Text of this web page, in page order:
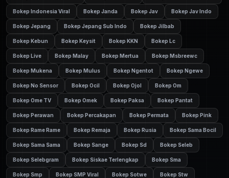
Bokep Indonesia Viral Bokep Janda Bokep Jav Bokep Jav Indo
Bokep Jepang Bokep Jepang Sub Indo Bokep Jilbab
Bokep Kebun Bokep Keysit Bokep KKN Bokep Lc
Bokep Live Bokep Malay Bokep Mertua Bokep Msbreewc
Bokep Mukena Bokep Mulus Bokep Ngentot Bokep Ngewe
Bokep No Sensor Bokep Ocil Bokep Ojol Bokep Om
Bokep Ome TV Bokep Omek Bokep Paksa Bokep Pantat
Bokep Perawan Bokep Percakapan Bokep Permata Bokep Pink
Bokep Rame Rame Bokep Remaja Bokep Rusia Bokep Sama Bocil
Bokep Sama Sama Bokep Sange Bokep Sd Bokep Seleb
Bokep Selebgram Bokep Siskae Terlengkap Bokep Sma
Bokep Smp Bokep SMP Viral Bokep Sotwe Bokep Stw